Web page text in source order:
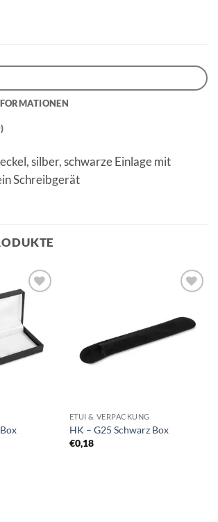
silber, schwarze Einlage mit
Schreibgerät
Auf die
Merkliste
ETUI & VERPACKUNG
HK – G25 Schwarz Box
€0,18